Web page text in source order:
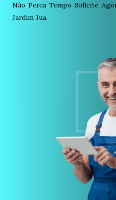
Não Perca Tempo Solicite
Jardim Jua.